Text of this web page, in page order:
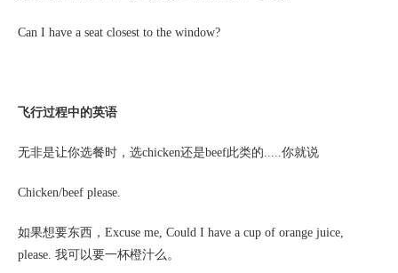
Can I have a seat closest to the window?
飞行过程中的英语
无非是让你选餐时，选chicken还是beef此类的.....你就说
Chicken/beef please.
如果想要东西， Excuse me, Could I have a cup of orange juice,
please. 我可以要一杯橙汁么。